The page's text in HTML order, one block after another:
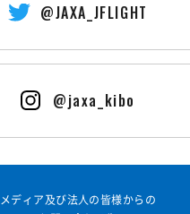
@JAXA_JFLIGHT
@jaxa_kibo
メディア及び法人の皆様からの